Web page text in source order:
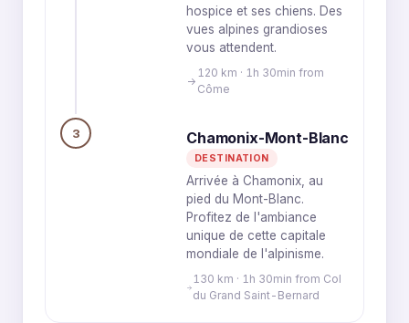
hospice et ses chiens. Des
vues alpines grandioses
vous attendent.
120 km · 1h 30min from
Côme
3 Chamonix-Mont-Blanc
DESTINATION
Arrivée à Chamonix, au
pied du Mont-Blanc.
Profitez de l'ambiance
unique de cette capitale
mondiale de l'alpinisme.
130 km · 1h 30min from Col
du Grand Saint-Bernard